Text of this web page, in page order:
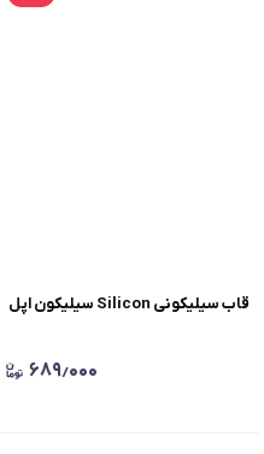
قاب سیلیکونی Silicon سیلیکون اپل
۶۸۹٫۰۰۰